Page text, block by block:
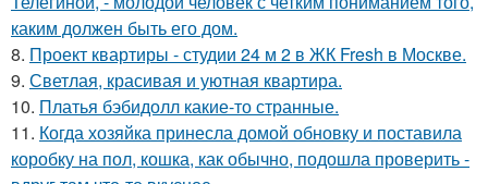
каким должен быть его дом.
8. Проект квартиры - студии 24 м 2 в ЖК Fresh в Москве.
9. Светлая, красивая и уютная квартира.
10. Платья бэбидолл какие-то странные.
11. Когда хозяйка принесла домой обновку и поставила
коробку на пол, кошка, как обычно, подошла проверить -